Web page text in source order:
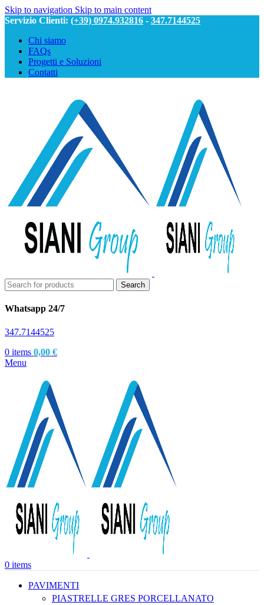
Skip to navigation Skip to main content
Servizio Clienti: (+39) 0974.932816 - 347.7144525
Chi siamo
FAQs
Progetti e Soluzioni
Contatti
Search
Whatsapp 24/7
347.7144525
0 items 0,00 €
Menu
0 items
PAVIMENTI
PIASTRELLE GRES PORCELLANATO